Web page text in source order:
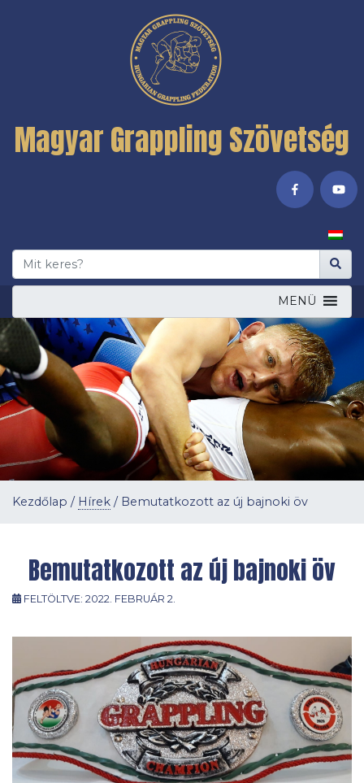
Magyar Grappling Szövetség
MENÜ
Kezdőlap / Hírek / Bemutatkozott az új bajnoki öv
Bemutatkozott az új bajnoki öv
FELTÖLTVE:2022. FEBRUÁR 2.